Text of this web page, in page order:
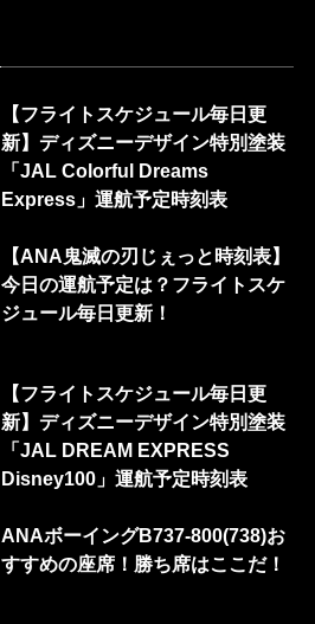
【フライトスケジュール毎日更
新】ディズニーデザイン特別塗装
「JAL Colorful Dreams
Express」運航予定時刻表
【ANA鬼滅の刃じぇっと時刻表】
今日の運航予定は？フライトスケ
ジュール毎日更新！
【フライトスケジュール毎日更
新】ディズニーデザイン特別塗装
「JAL DREAM EXPRESS
Disney100」運航予定時刻表
ANAボーイングB737-800(738)お
すすめの座席！勝ち席はここだ！